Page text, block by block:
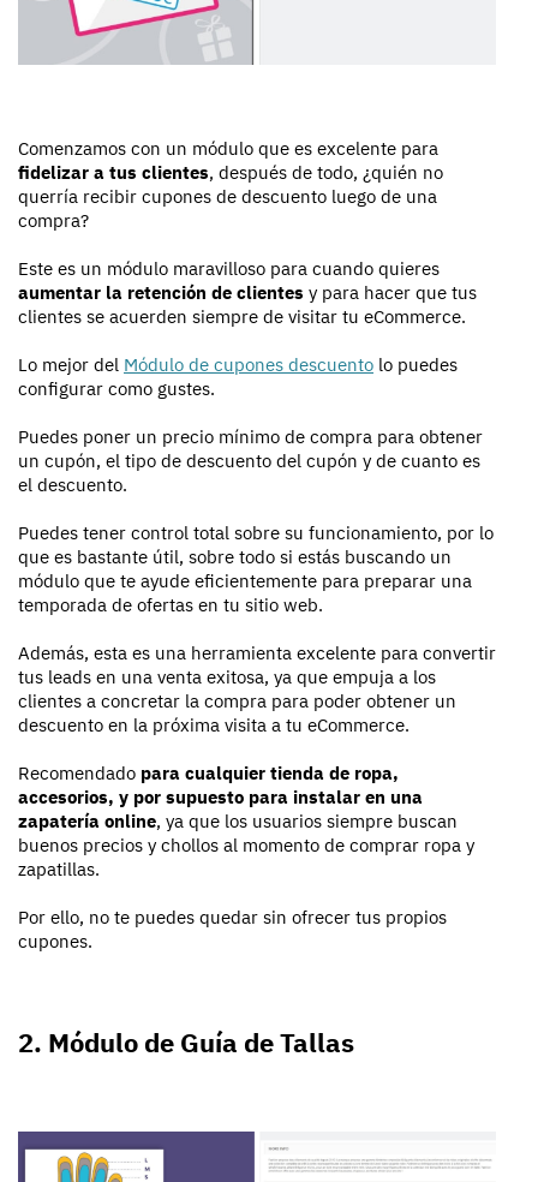
Comenzamos con un módulo que es excelente para
fidelizar a tus clientes, después de todo, ¿quién no
querría recibir cupones de descuento luego de una
compra?
Este es un módulo maravilloso para cuando quieres
aumentar la retención de clientes y para hacer que tus
clientes se acuerden siempre de visitar tu eCommerce.
Lo mejor del Módulo de cupones descuento lo puedes
configurar como gustes.
Puedes poner un precio mínimo de compra para obtener
un cupón, el tipo de descuento del cupón y de cuanto es
el descuento.
Puedes tener control total sobre su funcionamiento, por lo
que es bastante útil, sobre todo si estás buscando un
módulo que te ayude eficientemente para preparar una
temporada de ofertas en tu sitio web.
Además, esta es una herramienta excelente para convertir
tus leads en una venta exitosa, ya que empuja a los
clientes a concretar la compra para poder obtener un
descuento en la próxima visita a tu eCommerce.
Recomendado para cualquier tienda de ropa,
accesorios, y por supuesto para instalar en una
zapatería online, ya que los usuarios siempre buscan
buenos precios y chollos al momento de comprar ropa y
zapatillas.
Por ello, no te puedes quedar sin ofrecer tus propios
cupones.
2. Módulo de Guía de Tallas